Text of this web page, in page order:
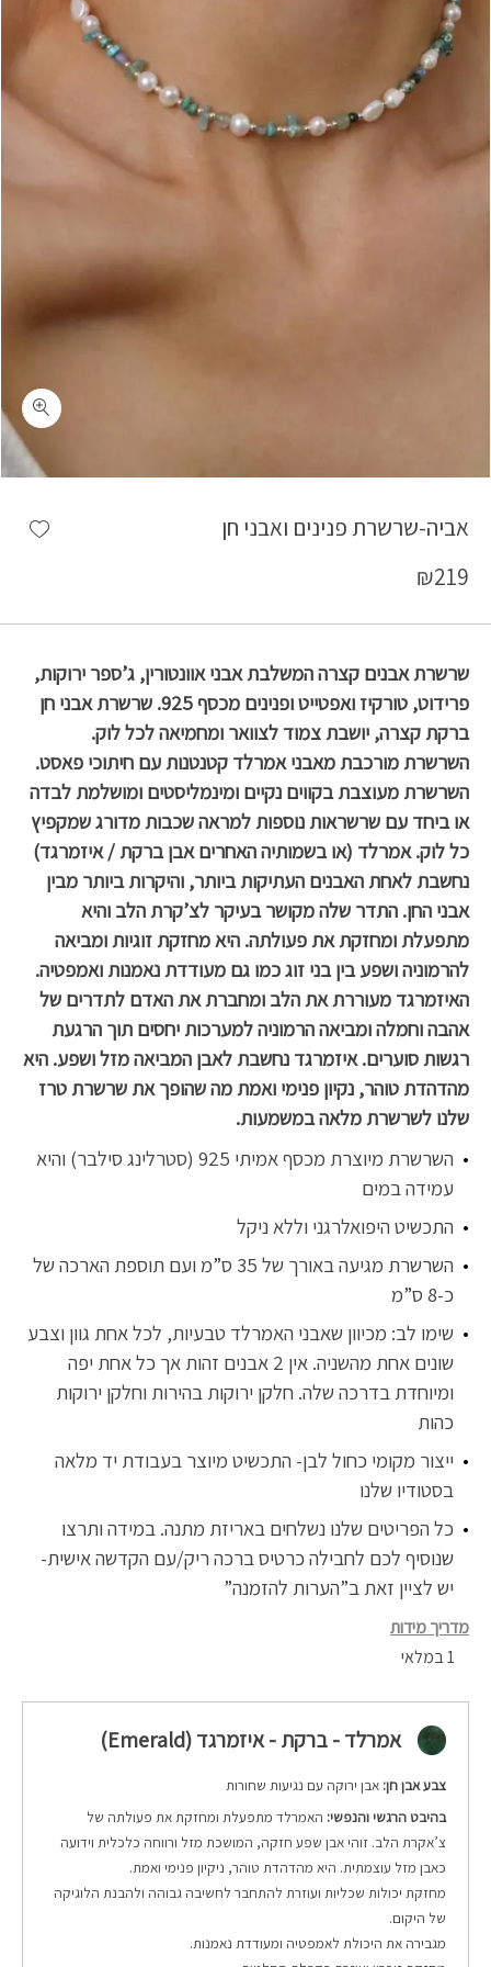
אביה-שרשרת פנינים ואבני חן
₪219
שרשרת אבנים קצרה המשלבת אבני אוונטורין, ג’ספר ירוקות,
פרידוט, טורקיז ואפטייט ופנינים מכסף 925. שרשרת אבני חן
ברקת קצרה, יושבת צמוד לצוואר ומחמיאה לכל לוק.
השרשרת מורכבת מאבני אמרלד קטנטנות עם חיתוכי פאסט.
השרשרת מעוצבת בקווים נקיים ומינמליסטים ומושלמת לבדה
או ביחד עם שרשראות נוספות למראה שכבות מדורג שמקפיץ
כל לוק. אמרלד (או בשמותיה האחרים אבן ברקת / איזמרגד)
נחשבת לאחת האבנים העתיקות ביותר, והיקרות ביותר מבין
אבני החן. התדר שלה מקושר בעיקר לצ’קרת הלב והיא
מתפעלת ומחזקת את פעולתה. היא מחזקת זוגיות ומביאה
להרמוניה ושפע בין בני זוג כמו גם מעודדת נאמנות ואמפטיה.
האיזמרגד מעוררת את הלב ומחברת את האדם לתדרים של
אהבה וחמלה ומביאה הרמוניה למערכות יחסים תוך הרגעת
רגשות סוערים. איזמרגד נחשבת לאבן המביאה מזל ושפע. היא
מהדהדת טוהר, נקיון פנימי ואמת מה שהופך את שרשרת טרז
שלנו לשרשרת מלאה במשמעות.
השרשרת מיוצרת מכסף אמיתי 925 (סטרלינג סילבר) והיא
עמידה במים
התכשיט היפואלרגני וללא ניקל
השרשרת מגיעה באורך של 35 ס”מ ועם תוספת הארכה של
כ-8 ס”מ
שימו לב: מכיוון שאבני האמרלד טבעיות, לכל אחת גוון וצבע
שונים אחת מהשניה. אין 2 אבנים זהות אך כל אחת יפה
ומיוחדת בדרכה שלה. חלקן ירוקות בהירות וחלקן ירוקות
כהות
ייצור מקומי כחול לבן- התכשיט מיוצר בעבודת יד מלאה
בסטודיו שלנו
כל הפריטים שלנו נשלחים באריזת מתנה. במידה ותרצו
שנוסיף לכם לחבילה כרטיס ברכה ריק/עם הקדשה אישית-
יש לציין זאת ב”הערות להזמנה”
מדריך מידות
1 במלאי
אמרלד - ברקת - איזמרגד (Emerald)
צבע אבן חן: אבן ירוקה עם נגיעות שחורות
בהיבט הרגשי והנפשי: האמרלד מתפעלת ומחזקת את פעולתה של
צ’אקרת הלב. זוהי אבן שפע חזקה, המושכת מזל ורווחה כלכלית וידועה
כאבן מזל עוצמתית. היא מהדהדת טוהר, ניקיון פנימי ואמת.
מחזקת יכולות שכליות ועוזרת להתחבר לחשיבה גבוהה ולהבנת הלוגיקה
של היקום.
מגבירה את היכולת לאמפטיה ומעודדת נאמנות.